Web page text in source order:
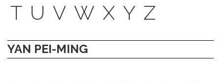
T U V W X Y Z
YAN PEI-MING